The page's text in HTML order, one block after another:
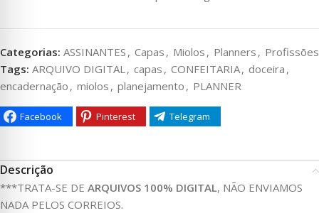
Categorias: ASSINANTES , Capas , Miolos , Planners , Profissões
Tags: ARQUIVO DIGITAL, capas , CONFEITARIA, doceira ,
encadernação , miolos , planejamento , PLANNER
Facebook Pinterest Telegram
Descrição
***TRATA-SE DE ARQUIVOS 100% DIGITAL, NÃO ENVIAMOS
NADA PELOS CORREIOS.